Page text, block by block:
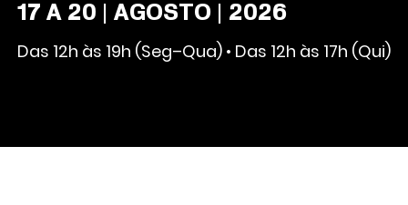
17 A 20 | AGOSTO | 2026
Das 12h às 19h (Seg–Qua) • Das 12h às 17h (Qui)